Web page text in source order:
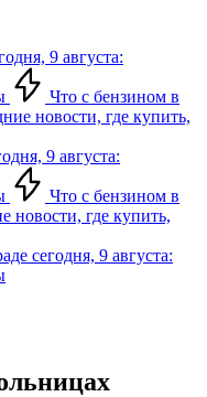
9 августа:
Что с бензином в
новости, где купить,
9 августа:
Что с бензином в
новости, где купить,
сегодня, 9 августа: